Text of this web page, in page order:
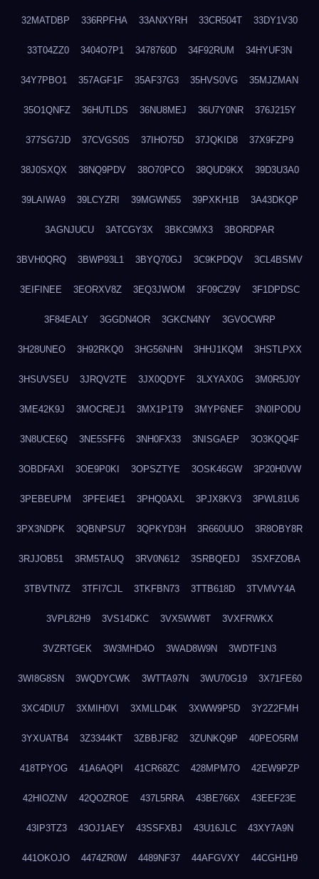
32MATDBP 336RPFHA 33ANXYRH 33CR504T 33DY1V30
33T04ZZ0 3404O7P1 3478760D 34F92RUM 34HYUF3N
34Y7PBO1 357AGF1F 35AF37G3 35HVS0VG 35MJZMAN
35O1QNFZ 36HUTLDS 36NU8MEJ 36U7Y0NR 376J215Y
377SG7JD 37CVGS0S 37IHO75D 37JQKID8 37X9FZP9
38J0SXQX 38NQ9PDV 38O70PCO 38QUD9KX 39D3U3A0
39LAIWA9 39LCYZRI 39MGWN55 39PXKH1B 3A43DKQP
3AGNJUCU 3ATCGY3X 3BKC9MX3 3BORDPAR
3BVH0QRQ 3BWP93L1 3BYQ70GJ 3C9KPDQV 3CL4BSMV
3EIFINEE 3EORXV8Z 3EQ3JWOM 3F09CZ9V 3F1DPDSC
3F84EALY 3GGDN4OR 3GKCN4NY 3GVOCWRP
3H28UNEO 3H92RKQ0 3HG56NHN 3HHJ1KQM 3HSTLPXX
3HSUVSEU 3JRQV2TE 3JX0QDYF 3LXYAX0G 3M0R5J0Y
3ME42K9J 3MOCREJ1 3MX1P1T9 3MYP6NEF 3N0IPODU
3N8UCE6Q 3NE5SFF6 3NH0FX33 3NISGAEP 3O3KQQ4F
3OBDFAXI 3OE9P0KI 3OPSZTYE 3OSK46GW 3P20H0VW
3PEBEUPM 3PFEI4E1 3PHQ0AXL 3PJX8KV3 3PWL81U6
3PX3NDPK 3QBNPSU7 3QPKYD3H 3R660UUO 3R8OBY8R
3RJJOB51 3RM5TAUQ 3RV0N612 3SRBQEDJ 3SXFZOBA
3TBVTN7Z 3TFI7CJL 3TKFBN73 3TTB618D 3TVMVY4A
3VPL82H9 3VS14DKC 3VX5WW8T 3VXFRWKX
3VZRTGEK 3W3MHD4O 3WAD8W9N 3WDTF1N3
3WI8G8SN 3WQDYCWK 3WTTA97N 3WU70G19 3X71FE60
3XC4DIU7 3XMIH0VI 3XMLLD4K 3XWW9P5D 3Y2Z2FMH
3YXUATB4 3Z3344KT 3ZBBJF82 3ZUNKQ9P 40PEO5RM
418TPYOG 41A6AQPI 41CR68ZC 428MPM7O 42EW9PZP
42HIOZNV 42QOZROE 437L5RRA 43BE766X 43EEF23E
43IP3TZ3 43OJ1AEY 43SSFXBJ 43U16JLC 43XY7A9N
441OKOJO 4474ZR0W 4489NF37 44AFGVXY 44CGH1H9